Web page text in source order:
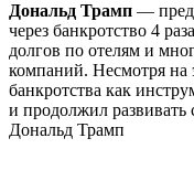
Дональд Трамп —
через банкротство 4
долгов по отелям и
компаний. Несмотря на
банкротства как
и продолжил развивать
Дональд Трамп